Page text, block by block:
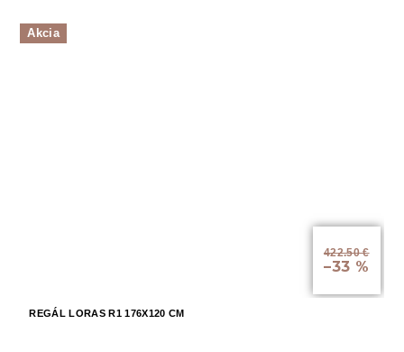
Akcia
422.50 €
–33 %
REGÁL LORAS R1 176X120 CM